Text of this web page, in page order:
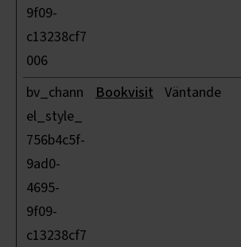
9f09-
c13238cf7
006
bv_chann
el_style_
756b4c5f-
9ad0-
4695-
9f09-
c13238cf7
Bookvisit Väntande